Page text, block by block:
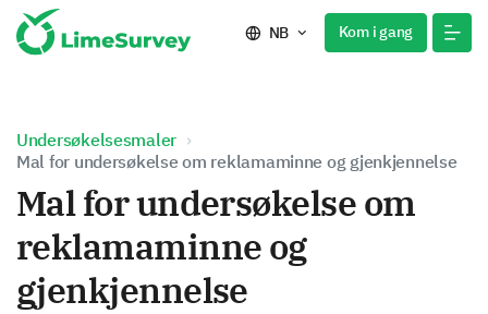
NB Kom i gang
Undersøkelsesmaler
Mal for undersøkelse om reklamaminne og gjenkjennelse
Mal for undersøkelse om
reklamaminne og
gjenkjennelse